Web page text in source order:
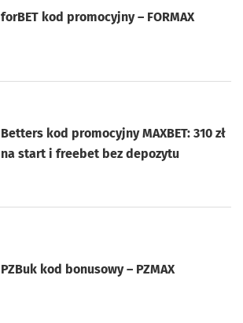
forBET kod promocyjny – FORMAX
Betters kod promocyjny MAXBET: 310 zł
na start i freebet bez depozytu
PZBuk kod bonusowy – PZMAX